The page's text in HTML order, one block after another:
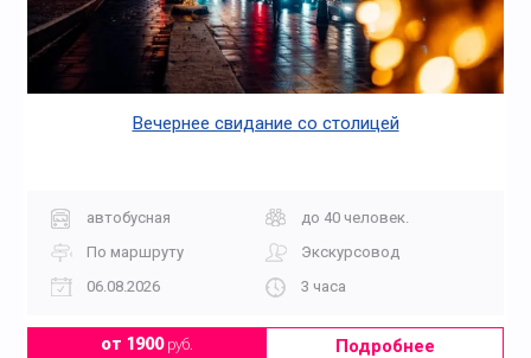
Вечернее свидание со столицей
автобусная
до 40 человек.
По маршруту
Экскурсовод
06.08.2026
3 часа
от 1900руб. Подробнее